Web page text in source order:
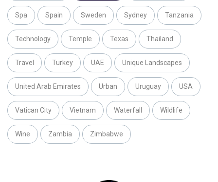
Spa Spain Sweden Sydney Tanzania
Technology Temple Texas Thailand
Travel Turkey UAE Unique Landscapes
United Arab Emirates Urban Uruguay USA
Vatican City Vietnam Waterfall Wildlife
Wine Zambia Zimbabwe